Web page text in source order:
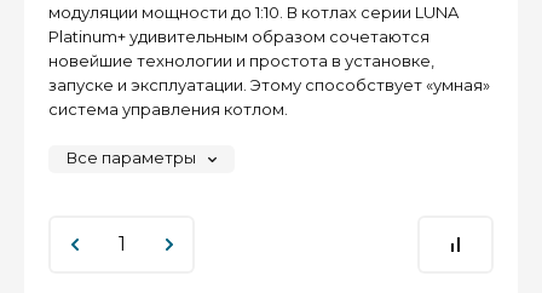
модуляции мощности до 1:10. В котлах серии LUNA
Platinum+ удивительным образом сочетаются
новейшие технологии и простота в установке,
запуске и эксплуатации. Этому способствует «умная»
система управления котлом.
Все параметры